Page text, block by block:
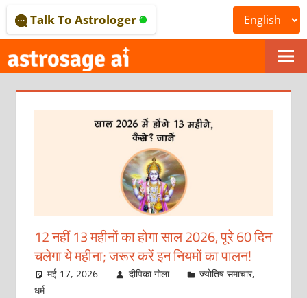
to
content
ONLINE
ASTROLOGICAL
JOURNAL
–
ASTROSAGE
MAGAZINE
Talk To Astrologer
12 नहीं 13 महीनों का होगा साल 2026, पूरे 60 दिन
चलेगा ये महीना; जरूर करें इन नियमों का पालन!
मई 17, 2026 दीपिका गोला ज्योतिष समाचार,
धर्म